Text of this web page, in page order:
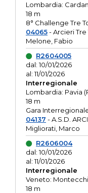
Lombardia:
18 m
8° Challenge Tre
04065- Arcieri Tre
Melone, Fabio
R2604005
dal: 10/01/2026
al: 11/01/2026
Interregionale
Lombardia: Pavia
18 m
Gara
04137 - A.S.D.
Migliorati, Marco
R2606004
dal: 10/01/2026
al: 11/01/2026
Interregionale
Veneto:
18 m